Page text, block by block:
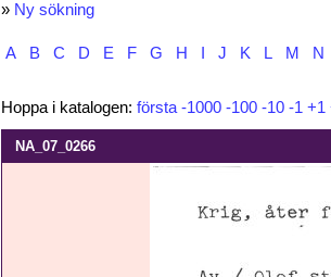
» Ny sökning
A B C D E F G H J K L M N
Hoppa i katalogen: första -1000 -100 -10 -1 +1
NA_07_0266